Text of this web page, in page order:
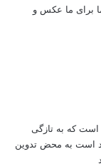
برای ما عکس و
که به تازگی
است به محض تدوین